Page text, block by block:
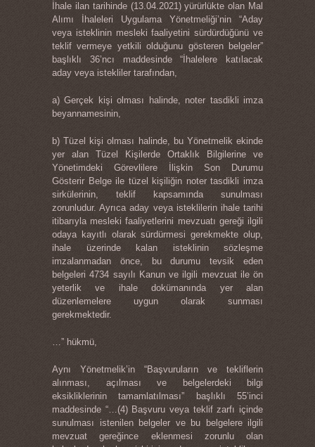
İhale ilan tarihinde (13.04.2021) yürürlükte olan Mal
Alımı İhaleleri Uygulama Yönetmeliği’nin “Aday
veya isteklinin mesleki faaliyetini sürdürdüğünü ve
teklif vermeye yetkili olduğunu gösteren belgeler”
başlıklı 36’ncı maddesinde “İhalelere katılacak
aday veya istekliler tarafından,
a) Gerçek kişi olması halinde, noter tasdikli imza
beyannamesinin,
b) Tüzel kişi olması halinde, bu Yönetmelik ekinde
yer alan Tüzel Kişilerde Ortaklık Bilgilerine ve
Yönetimdeki Görevlilere İlişkin Son Durumu
Gösterir Belge ile tüzel kişiliğin noter tasdikli imza
sirkülerinin, teklif kapsamında sunulması
zorunludur. Ayrıca aday veya isteklilerin ihale tarihi
itibarıyla mesleki faaliyetlerini mevzuatı gereği ilgili
odaya kayıtlı olarak sürdürmesi gerekmekte olup,
ihale üzerinde kalan isteklinin sözleşme
imzalanmadan önce, bu durumu tevsik eden
belgeleri 4734 sayılı Kanun ve ilgili mevzuat ile ön
yeterlik ve ihale dokümanında yer alan
düzenlemelere uygun olarak sunması
gerekmektedir.
…” hükmü,
Aynı Yönetmelik’in “Başvuruların ve tekliflerin
alınması, açılması ve belgelerdeki bilgi
eksikliklerinin tamamlatılması” başlıklı 55’inci
maddesinde “…(4) Başvuru veya teklif zarfı içinde
sunulması istenilen belgeler ve bu belgelere ilgili
mevzuat gereğince eklenmesi zorunlu olan